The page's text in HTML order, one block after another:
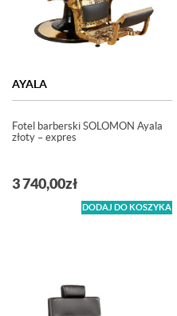
AYALA
Fotel barberski SOLOMON Ayala
złoty – expres
3 740,00zł
DODAJ DO KOSZYKA